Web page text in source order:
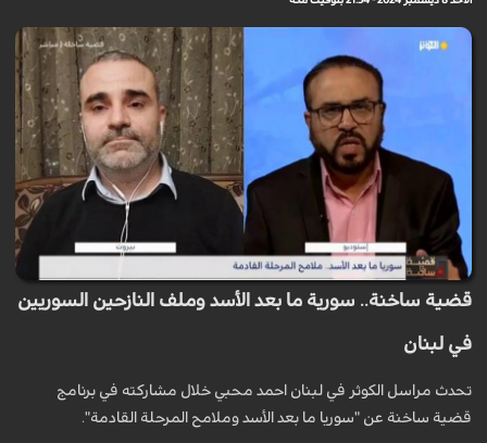
قضية ساخنة.. سورية ما بعد الأسد وملف النازحين السوريين
في لبنان
تحدث مراسل الكوثر في لبنان احمد محبي خلال مشاركته في برنامج
قضية ساخنة عن "سوريا ما بعد الأسد وملامح المرحلة القادمة".